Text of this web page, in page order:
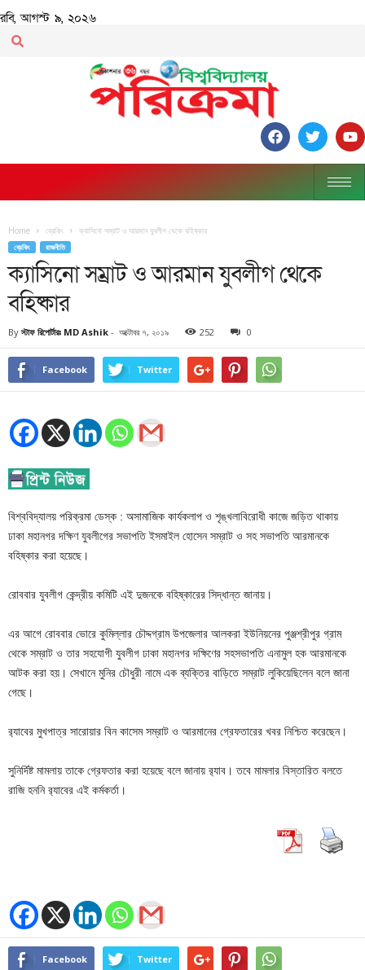
রবি, আগস্ট ৯, ২০২৬
Home ব্রেকিং ক্যাসিনো সম্রাট ও আরমান যুবলীগ থেকে বহিষ্কার
ব্রেকিং রাজনীতি
ক্যাসিনো সম্রাট ও আরমান যুবলীগ থেকে
বহিষ্কার
By স্টাফ রিপোর্টারঃ MD Ashik - অক্টোবর ৭, ২০১৯ 252 0
Facebook Twitter
বিশ্ববিদ্যালয় পরিক্রমা ডেস্ক : অসামাজিক কার্যকলাপ ও শৃঙ্খলাবিরোধী কাজে জড়িত থাকায়
ঢাকা মহানগর দক্ষিণ যুবলীগের সভাপতি ইসমাইল হোসেন সম্রাট ও সহ সভাপতি আরমানকে
বহিষ্কার করা হয়েছে।
রোববার যুবলীগ কেন্দ্রীয় কমিটি এই দুজনকে বহিষ্কারের সিদ্ধান্ত জানায়।
এর আগে রোববার ভোরে কুমিল্লার চৌদ্দগ্রাম উপজেলার আলকরা ইউনিয়নের পুঞ্জশ্রীপুর গ্রাম
থেকে সম্রাট ও তার সহযোগী যুবলীগ ঢাকা মহানগর দক্ষিণের সহসভাপতি এনামুল হক আরমানকে
আটক করা হয়। সেখানে মুনির চৌধুরী নামে এক ব্যক্তির বাড়িতে সম্রাট লুকিয়েছিলেন বলে জানা
গেছে।
র‌্যাবের মুখপাত্র সারোয়ার বিন কাসেম সম্রাট ও আরমানের গ্রেফতারের খবর নিশ্চিত করেছেন।
সুনির্দিষ্ট মামলায় তাকে গ্রেফতার করা হয়েছে বলে জানায় র‌্যাব। তবে মামলার বিস্তারিত বলতে
রাজি হননি র‌্যাবের এই কর্মকর্তা।
Facebook Twitter